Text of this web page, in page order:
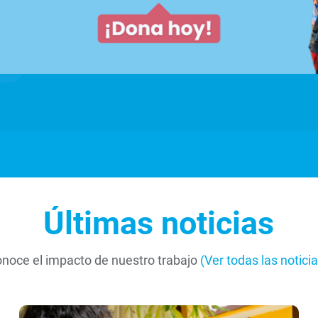
Últimas noticias
el impacto de nuestro trabajo(Ver todas las